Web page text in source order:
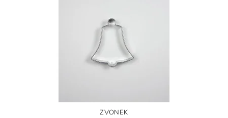
ZVONEK